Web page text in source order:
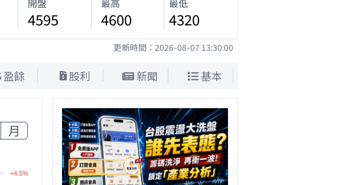
開盤
4595
最高
4600
最低
4320
更新時間： 2026-08-07 13:30:00
盈餘 股利 新聞 基本
月